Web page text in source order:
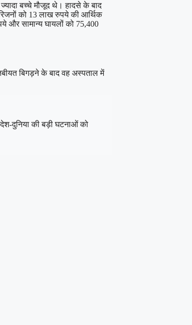
बच्चे मौजूद थे। हादसे के बाद
को 13 लाख रुपये की आर्थिक
और सामान्य घायलों को 75,400
बिगड़ने के बाद वह अस्पताल में
दुनिया की बड़ी घटनाओं को